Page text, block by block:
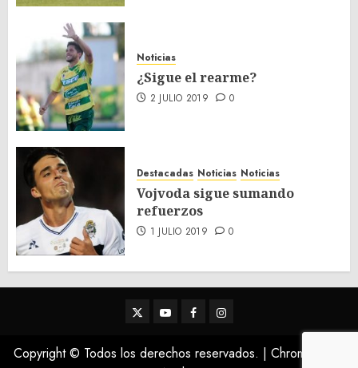
Noticias
¿Sigue el rearme?
2 JULIO 2019 0
Destacadas Noticias Noticias
Vojvoda sigue sumando
refuerzos
1 JULIO 2019 0
TwitterYoutubeFacebookInstagram
Copyright © Todos los derechos reservados. | ChromeNews